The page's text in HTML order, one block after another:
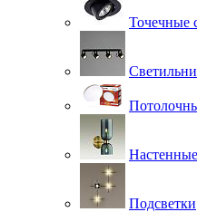
Точечные
Подсветки